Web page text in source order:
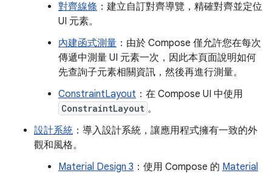
對齊線條 ：建立自訂對齊導覽，精確對齊並定位
UI 元素。
內建函式測量 ：由於 Compose 僅允許您在每次
傳遞中測量 UI 元素一次，因此本頁面說明如何
先查詢子元素相關資訊，然後再進行測量。
ConstraintLayout ：在 Compose UI 中使用
ConstraintLayout 。
設計系統 ：導入設計系統，讓應用程式擁有一致的外
觀和風格。
Material Design 3 ：使用 Compose 的 Material